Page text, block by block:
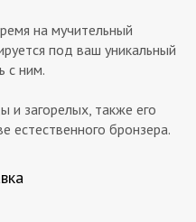
на мучительный
под ваш уникальный
с ним.
и загорелых, также его
естественного бронзера.